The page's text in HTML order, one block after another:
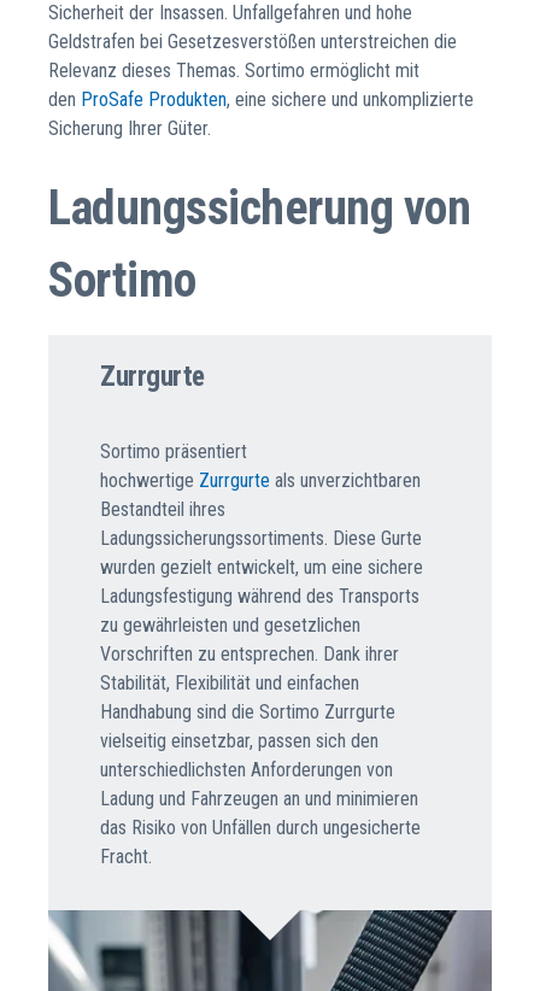
Sicherheit der Insassen. Unfallgefahren und hohe
Geldstrafen bei Gesetzesverstößen unterstreichen die
Relevanz dieses Themas. Sortimo ermöglicht mit
den ProSafe Produkten, eine sichere und unkomplizierte
Sicherung Ihrer Güter.
Ladungssicherung von
Sortimo
Zurrgurte
Sortimo präsentiert
hochwertige Zurrgurte als unverzichtbaren
Bestandteil ihres
Ladungssicherungssortiments. Diese Gurte
wurden gezielt entwickelt, um eine sichere
Ladungsfestigung während des Transports
zu gewährleisten und gesetzlichen
Vorschriften zu entsprechen. Dank ihrer
Stabilität, Flexibilität und einfachen
Handhabung sind die Sortimo Zurrgurte
vielseitig einsetzbar, passen sich den
unterschiedlichsten Anforderungen von
Ladung und Fahrzeugen an und minimieren
das Risiko von Unfällen durch ungesicherte
Fracht.